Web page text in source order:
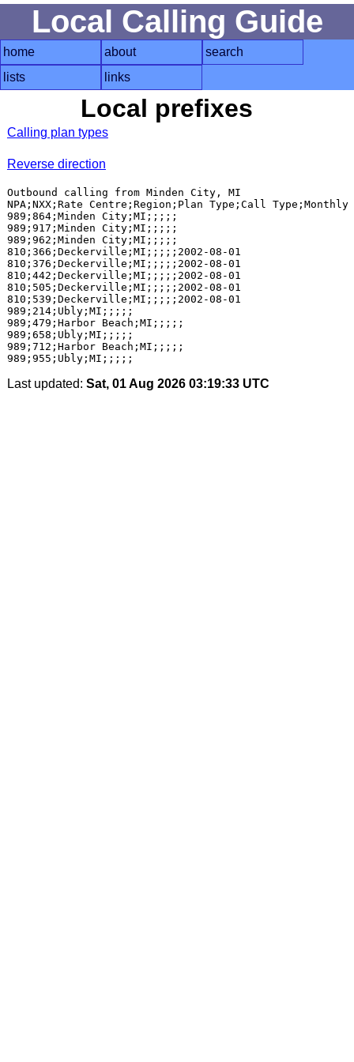
Local Calling Guide
home about
search
lists
links
Local prefixes
Calling plan types
Reverse direction
Outbound calling from Minden City, MI
NPA;NXX;Rate Centre;Region;Plan Type;Call
989;864;Minden City;MI;;;;;
989;917;Minden City;MI;;;;;
989;962;Minden City;MI;;;;;
810;366;Deckerville;MI;;;;;2002-08-01
810;376;Deckerville;MI;;;;;2002-08-01
810;442;Deckerville;MI;;;;;2002-08-01
810;505;Deckerville;MI;;;;;2002-08-01
810;539;Deckerville;MI;;;;;2002-08-01
989;214;Ubly;MI;;;;;
989;479;Harbor Beach;MI;;;;;
989;658;Ubly;MI;;;;;
989;712;Harbor Beach;MI;;;;;
Last updated: Sat, 01 Aug 2026 03:19:33 UTC